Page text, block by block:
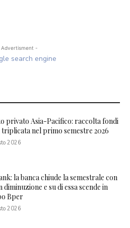
-
privato Asia-Pacifico: raccolta fondi
triplicata nel primo semestre 2026
2026
la banca chiude la semestrale con
diminuzione e su di essa scende in
Bper
2026